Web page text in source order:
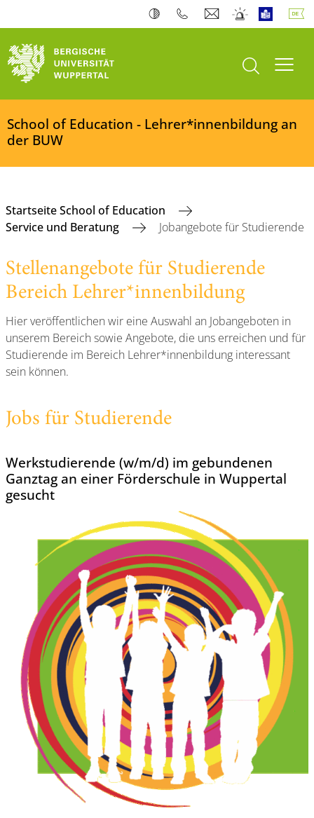
Suche öffnen
School of Education - Lehrer*innenbildung an
der BUW
Startseite School of Education
Service und Beratung
Jobangebote für Studierende
Stellenangebote für Studierende
Bereich Lehrer*innenbildung
Hier veröffentlichen wir eine Auswahl an Jobangeboten in
unserem Bereich sowie Angebote, die uns erreichen und für
Studierende im Bereich Lehrer*innenbildung interessant
sein können.
Jobs für Studierende
Werkstudierende (w/m/d) im gebundenen
Ganztag an einer Förderschule in Wuppertal
gesucht